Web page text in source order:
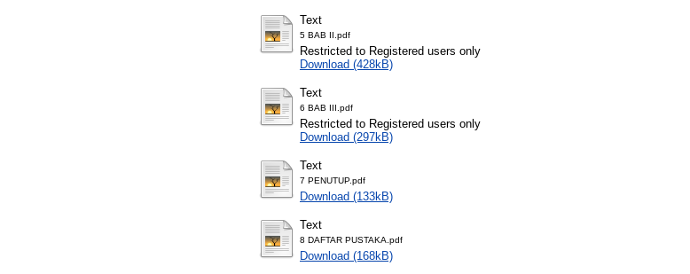
Text
5 BAB II.pdf
Restricted to Registered users only
Download (428kB)
Text
6 BAB III.pdf
Restricted to Registered users only
Download (297kB)
Text
7 PENUTUP.pdf
Download (133kB)
Text
8 DAFTAR PUSTAKA.pdf
Download (168kB)